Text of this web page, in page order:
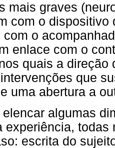
mais graves
com o dispositivo
com o
enlace com o
quais a direção
que
uma abertura a
elencar algumas
experiência,
escrita do